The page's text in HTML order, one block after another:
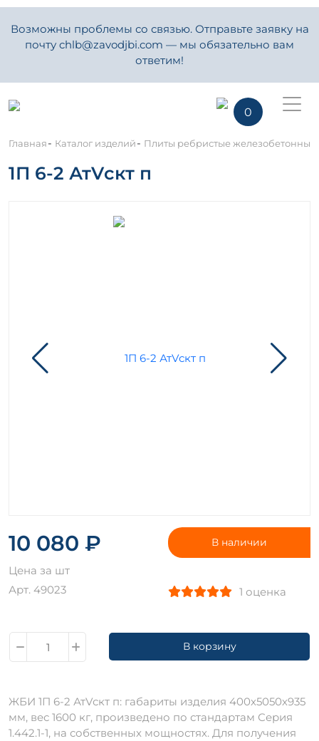
Возможны проблемы со связью. Отправьте заявку на
почту chlb@zavodjbi.com — мы обязательно вам
ответим!
0
Главная- Каталог изделий- Плиты ребристые железобетонные
1П 6-2 АтVскт п
10 080 ₽
Цена за шт
Арт. 49023
В наличии
1 оценка
В корзину
ЖБИ 1П 6-2 АтVскт п: габариты изделия 400х5050х935
мм, вес 1600 кг, произведено по стандартам Серия
1.442.1-1, на собственных мощностях. Для получения